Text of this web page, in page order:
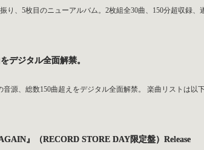
り、5枚目のニューアルバム。2枚組全30曲、150分超収録
デジタル全面解禁。
源、総数150曲超えをデジタル全面解禁。 楽曲リストは以
』（RECORD STORE DAY限定盤）Release